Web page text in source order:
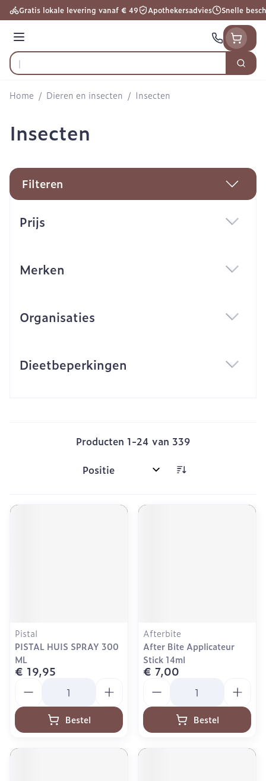
Ga naar de inhoud
Gratis lokale levering vanaf € 49 Apothekersadvies Snelle
Menu
Product, merk, categorie...
Zoek
Home / Dieren en insecten / Insecten
Insecten
Filteren
Prijs
Merken
Organisaties
Dieetbeperkingen
Producten 1-24 van 339
Sorteer op:
Pistal
PISTAL HUIS SPRAY 300
ML
€ 19,95
Bestel
Afterbite
After Bite Applicateur
Stick 14ml
€ 7,00
Bestel